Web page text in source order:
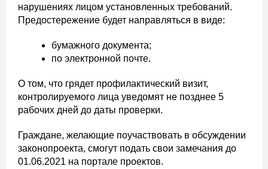
нарушениях лицом установленных требований.
Предостережение будет направляться в виде:
бумажного документа;
по электронной почте.
О том, что грядет профилактический визит,
контролируемого лица уведомят не позднее 5
рабочих дней до даты проверки.
Граждане, желающие поучаствовать в обсуждении
законопроекта, смогут подать свои замечания до
01.06.2021 на портале проектов.